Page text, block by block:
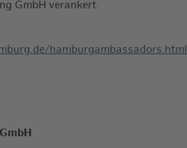
GmbH verankert.
hamburgambassadors.html